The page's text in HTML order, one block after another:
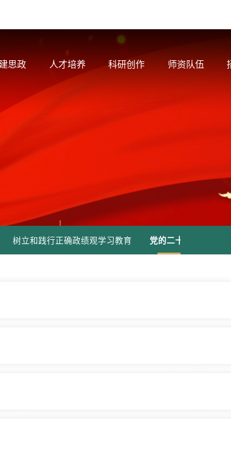
思政 人才培养 科研创作 师资队伍
树立和践行正确政绩观学习教育 党的二十大